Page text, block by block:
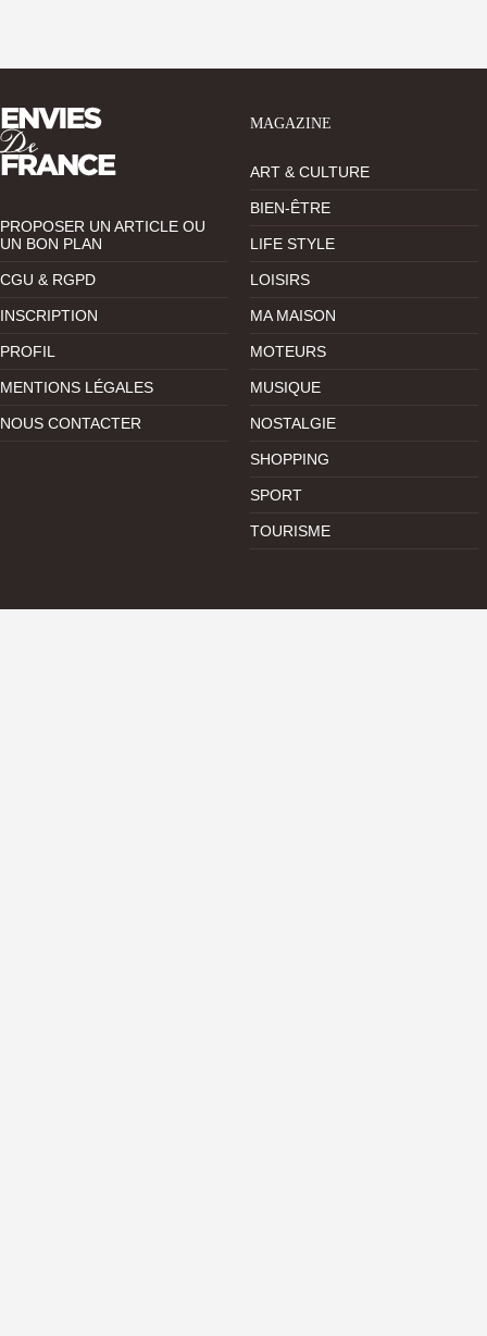
PROPOSER UN ARTICLE OU
UN BON PLAN
CGU & RGPD
INSCRIPTION
PROFIL
MENTIONS LÉGALES
NOUS CONTACTER
MAGAZINE
ART & CULTURE
BIEN-ÊTRE
LIFE STYLE
LOISIRS
MA MAISON
MOTEURS
MUSIQUE
NOSTALGIE
SHOPPING
SPORT
TOURISME